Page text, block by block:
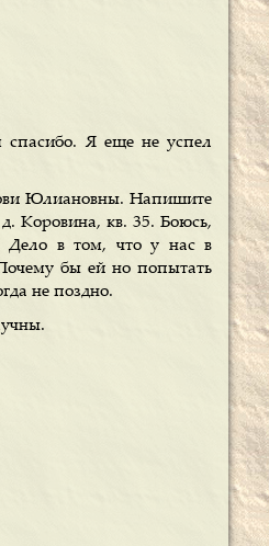
спасибо. Я еще не успел
Юлиановны. Напишите
Коровина, кв. 35. Боюсь,
Дело в том, что у нас в
бы ей но попытать
не поздно.